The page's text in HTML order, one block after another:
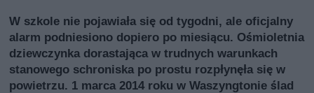
W szkole nie pojawiała się od tygodni, ale oficjalny
alarm podniesiono dopiero po miesiącu. Ośmioletnia
dziewczynka dorastająca w trudnych warunkach
stanowego schroniska po prostu rozpłynęła się w
powietrzu. 1 marca 2014 roku w Waszyngtonie ślad